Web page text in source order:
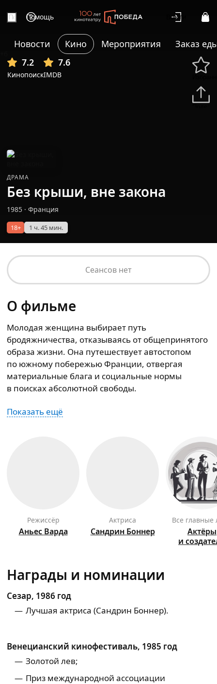
Помощь Войти
Новости Кино Мероприятия
Заказ
7.2
Кинопоиск
7.6
IMDB
ДРАМА
Без крыши, вне закона
1985 · Франция
18+ 1 ч. 45 мин.
Сеансов нет
О фильме
Молодая женщина выбирает путь
бродяжничества, отказываясь от общепринятого
образа жизни. Она путешествует автостопом
по южному побережью Франции, отвергая
материальные блага и социальные нормы
в поисках абсолютной свободы.
Показать ещё
режиссёр
Аньес Варда
актриса
Сандрин Боннер
Все
Актёры
и
Награды и номинации
Сезар, 1986 год
Лучшая актриса (Сандрин Боннер).
Венецианский кинофестиваль, 1985 год
Золотой лев;
Приз международной ассоциации